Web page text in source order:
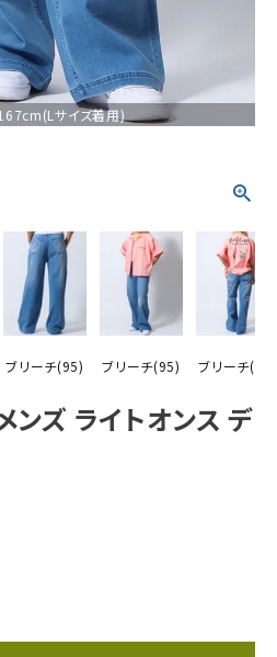
サイズ着用)
ブリーチ(95) ブリーチ(95) ブリーチ(95)
ンズ ライトオンス デ